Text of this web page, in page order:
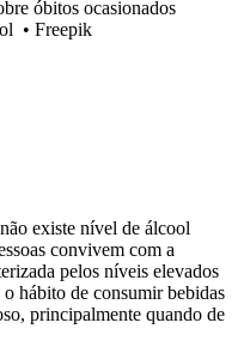
óbitos ocasionados
• Freepik
existe nível de álcool
convivem com a
pelos níveis elevados
hábito de consumir bebidas
principalmente quando de